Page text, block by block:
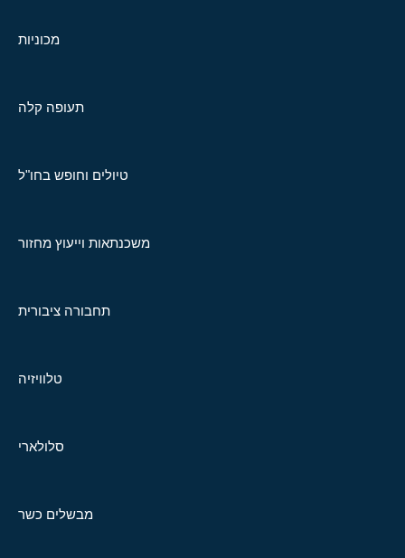
מכוניות
תעופה קלה
טיולים וחופש בחו"ל
משכנתאות וייעוץ מחזור
תחבורה ציבורית
טלוויזיה
סלולארי
מבשלים כשר